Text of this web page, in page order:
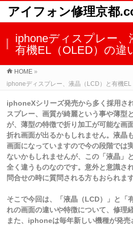
アイフォン修理京都
iphoneディスプレー、
有機EL（OLED）の違
HOME »
iphoneディスプレー、液晶（LCD）と有機
iphoneXシリーズ発売から多く採用さ
スプレー、画質が綺麗という事や薄型
が、薄型の特徴で折り加工が可能な画
折れ画面が出るかもしれません。液晶
画面になっていますので今の段階では
ないかもしれませんが、この「液晶」
全く違うものなのです。意外と意識さ
問合せの時に質問される方もおられます
そこで今回は、「液晶（LCD）」と「
れの画面の違いや特徴について、修理
また、iphoneは毎年新しい機種が発